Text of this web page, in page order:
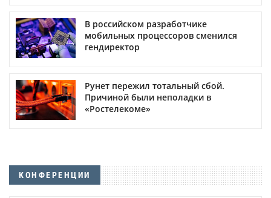
В российском разработчике
мобильных процессоров сменился
гендиректор
Рунет пережил тотальный сбой.
Причиной были неполадки в
«Ростелекоме»
КОНФЕРЕНЦИИ